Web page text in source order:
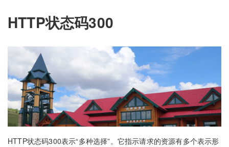
HTTP状态码300
HTTP状态码300表示“多种选择”。它指示请求的资源有多个表示形